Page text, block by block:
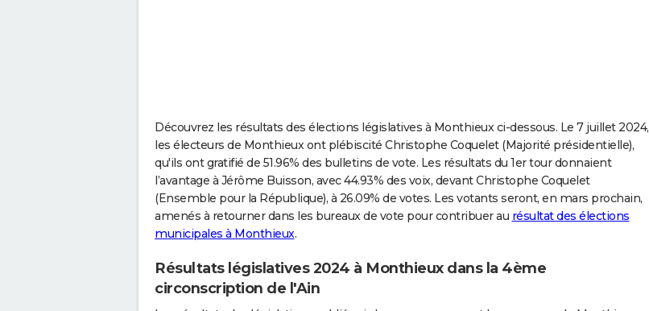
Découvrez les résultats des élections législatives à Monthieux ci-dessous. Le 7 juillet 2024,
les électeurs de Monthieux ont plébiscité Christophe Coquelet (Majorité présidentielle),
qu'ils ont gratifié de 51.96% des bulletins de vote. Les résultats du 1er tour donnaient
l’avantage à Jérôme Buisson, avec 44.93% des voix, devant Christophe Coquelet
(Ensemble pour la République), à 26.09% de votes. Les votants seront, en mars prochain,
amenés à retourner dans les bureaux de vote pour contribuer au résultat des élections
municipales à Monthieux.
Résultats législatives 2024 à Monthieux dans la 4ème
circonscription de l'Ain